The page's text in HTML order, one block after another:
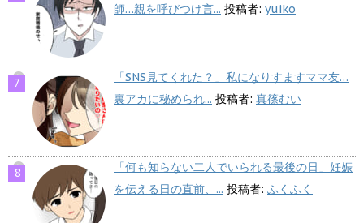
師…親を呼びつけ言... 投稿者: yuiko
「SNS見てくれた？」私になりすますママ友…
裏アカに秘められ... 投稿者: 真篠むい
「何も知らない二人でいられる最後の日」妊娠
を伝える日の直前、... 投稿者: ふくふく